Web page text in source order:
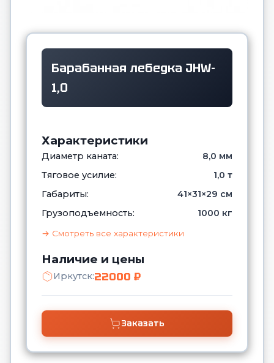
Барабанная лебедка JHW-
1,0
Характеристики
Диаметр каната:
8,0 мм
Тяговое усилие:
1,0 т
Габариты:
41×31×29 см
Грузоподъемность:
1000 кг
→ Смотреть все характеристики
Наличие и цены
Иркутск:22000 ₽
Заказать